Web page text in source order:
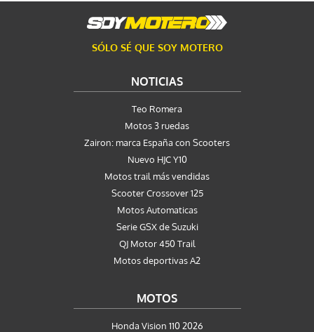
SÓLO SÉ QUE SOY MOTERO
NOTICIAS
Teo Romera
Motos 3 ruedas
Zairon: marca España con Scooters
Nuevo HJC Y10
Motos trail más vendidas
Scooter Crossover 125
Motos Automaticas
Serie GSX de Suzuki
QJ Motor 450 Trail
Motos deportivas A2
MOTOS
Honda Vision 110 2026